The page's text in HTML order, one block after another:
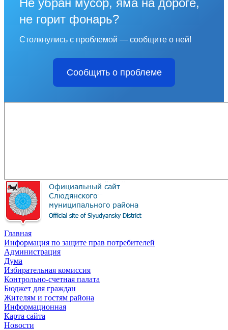
не горит фонарь?
Столкнулись с проблемой — сообщите о ней!
Сообщить о проблеме
Главная
Информация по защите прав потребителей
Администрация
Дума
Избирательная комиссия
Контрольно-счетная палата
Бюджет для граждан
Жителям и гостям района
Информационная
Карта сайта
Новости